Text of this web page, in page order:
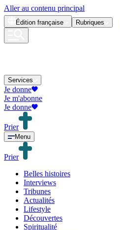
Aller au contenu principal
Édition française Rubriques
Services
Je donne
Je m'abonne
Je donne
Prier
Menu
Prier
Belles histoires
Interviews
Tribunes
Actualités
Lifestyle
Découvertes
Spiritualité